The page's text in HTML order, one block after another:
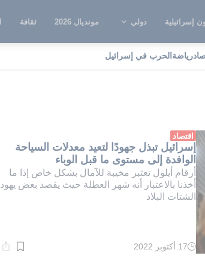
إسرائيلية دولي مونديال 2026 ثقافة
رياضة الحرب في إسرائيل
اقتصاد
إسرائيل تبذل جهودًا لتعيد معدلات السياحة
الوافدة إلى مستوى ما قبل الوباء
أرقام أيلول تعتبر مخيبة للآمال بشكل خاص إذا ما
أخذنا بالاعتبار أنه شهر العطلة حيث يقصد بعض يهود
الشتات البلاد
وقت
17 أكتوبر 2022